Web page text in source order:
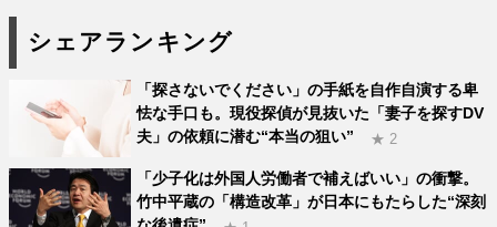
シェアランキング
「探さないでください」の手紙を自作自演する卑
怯な手口も。現役探偵が見抜いた「妻子を探すDV
夫」の依頼に潜む“本当の狙い”
★ 2
「少子化は外国人労働者で補えばいい」の衝撃。
竹中平蔵の「構造改革」が日本にもたらした“深刻